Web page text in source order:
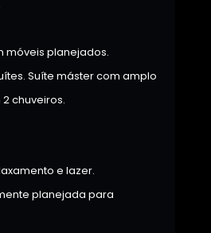
móveis planejados.
Suíte máster com amplo
chuveiros.
e lazer.
planejada para